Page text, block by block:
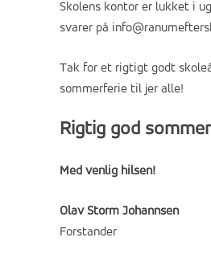
Skolens kontor er lukket i
svarer på
Tak for et rigtigt godt
sommerferie til jer alle!
Rigtig god
Med venlig hilsen!
Olav Storm Johannsen
Forstander